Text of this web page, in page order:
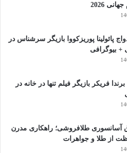
2026
پائولینا پوریزکووا بازیگر سرشناس در
فریکر بازیگر فیلم تنها در خانه در
آسانسوری طلافروشی؛ راهکاری مدرن
از طلا و جواهرات